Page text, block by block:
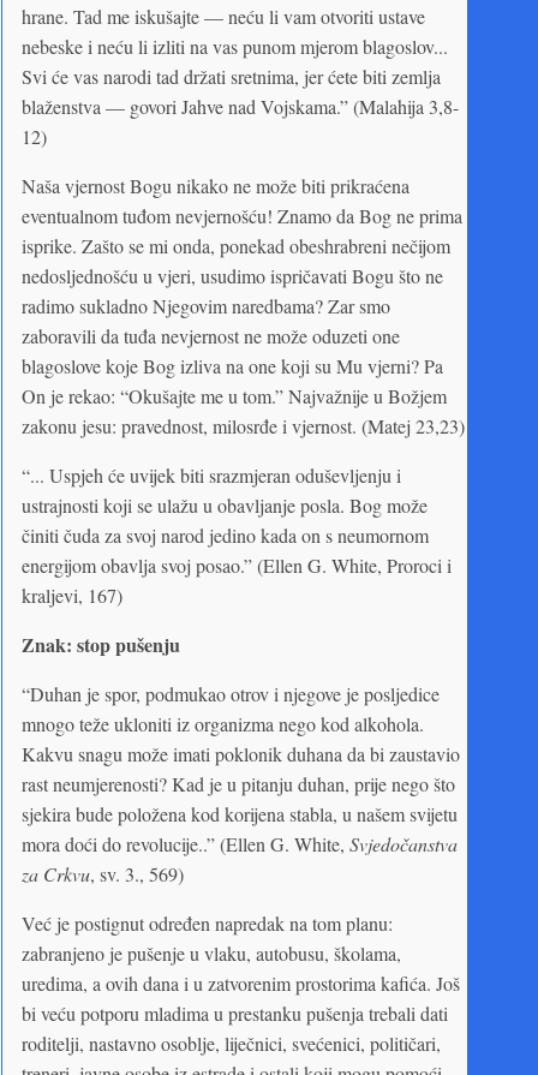
hrane. Tad me iskušajte — neću li vam otvoriti ustave
nebeske i neću li izliti na vas punom mjerom blagoslov...
Svi će vas narodi tad držati sretnima, jer ćete biti zemlja
blaženstva — govori Jahve nad Vojskama.” (Malahija 3,8-
12)
Naša vjernost Bogu nikako ne može biti prikraćena
eventualnom tuđom nevjernošću! Znamo da Bog ne prima
isprike. Zašto se mi onda, ponekad obeshrabreni nečijom
nedosljednošću u vjeri, usudimo ispričavati Bogu što ne
radimo sukladno Njegovim naredbama? Zar smo
zaboravili da tuđa nevjernost ne može oduzeti one
blagoslove koje Bog izliva na one koji su Mu vjerni? Pa
On je rekao: “Okušajte me u tom.” Najvažnije u Božjem
zakonu jesu: pravednost, milosrđe i vjernost. (Matej 23,23)
“... Uspjeh će uvijek biti srazmjeran oduševljenju i
ustrajnosti koji se ulažu u obavljanje posla. Bog može
činiti čuda za svoj narod jedino kada on s neumornom
energijom obavlja svoj posao.” (Ellen G. White, Proroci i
kraljevi, 167)
Znak: stop pušenju
“Duhan je spor, podmukao otrov i njegove je posljedice
mnogo teže ukloniti iz organizma nego kod alkohola.
Kakvu snagu može imati poklonik duhana da bi zaustavio
rast neumjerenosti? Kad je u pitanju duhan, prije nego što
sjekira bude položena kod korijena stabla, u našem svijetu
mora doći do revolucije..” (Ellen G. White, Svjedočanstva
za Crkvu, sv. 3., 569)
Već je postignut određen napredak na tom planu:
zabranjeno je pušenje u vlaku, autobusu, školama,
uredima, a ovih dana i u zatvorenim prostorima kafića. Još
bi veću potporu mladima u prestanku pušenja trebali dati
roditelji, nastavno osoblje, liječnici, svećenici, političari,